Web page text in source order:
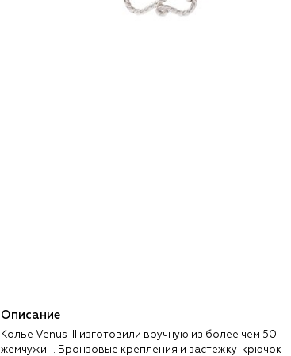
Описание
Колье Venus III изготовили вручную из более чем 50
жемчужин. Бронзовые крепления и застежку-крючок